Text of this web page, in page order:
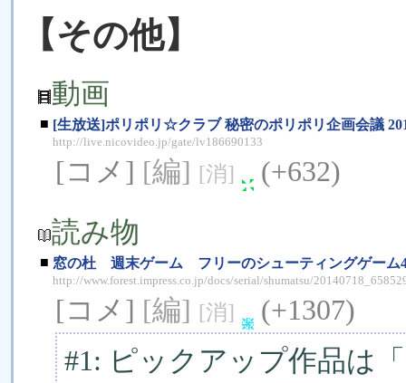
【その他】
動画
■ [生放送]ポリポリ☆クラブ 秘密のポリポリ企画会議
http://live.nicovideo.jp/gate/lv186690133
[コメ] [編] [消]
(+632)
読み物
■ 窓の杜 週末ゲーム フリーのシューティングゲーム
http://www.forest.impress.co.jp/docs/serial/shumatsu/
[コメ] [編] [消]
(+1307)
#1: ピックアップ作品は